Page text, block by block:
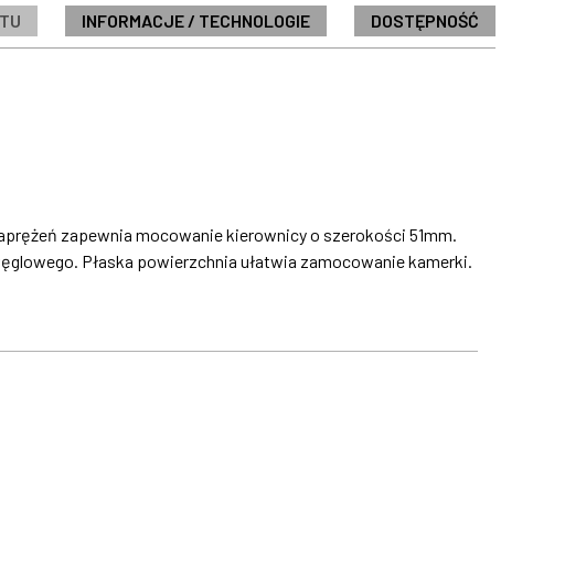
INFORMACJE / TECHNOLOGIE DOSTĘPNOŚĆ
zapewnia mocowanie kierownicy o szerokości 51mm.
Płaska powierzchnia ułatwia zamocowanie kamerki.